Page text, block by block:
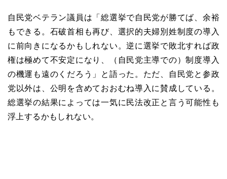
自民党ベテラン議員は「総選挙で自民党が勝てば、余裕
もできる。石破首相も再び、選択的夫婦別姓制度の導入
に前向きになるかもしれない。逆に選挙で敗北すれば政
権は極めて不安定になり、（自民党主導での）制度導入
の機運も遠のくだろう」と語った。ただ、自民党と参政
党以外は、公明を含めておおむね導入に賛成している。
総選挙の結果によっては一気に民法改正と言う可能性も
浮上するかもしれない。